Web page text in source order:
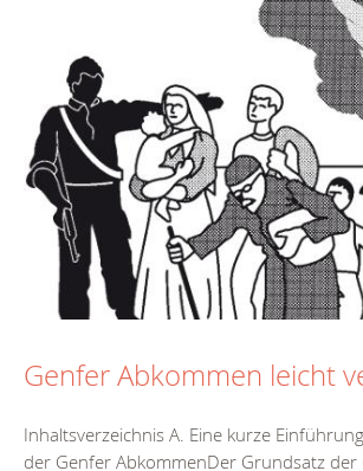
Genfer Abkommen leicht
Inhaltsverzeichnis A. Eine kurze
der Genfer AbkommenDer Grundsatz der